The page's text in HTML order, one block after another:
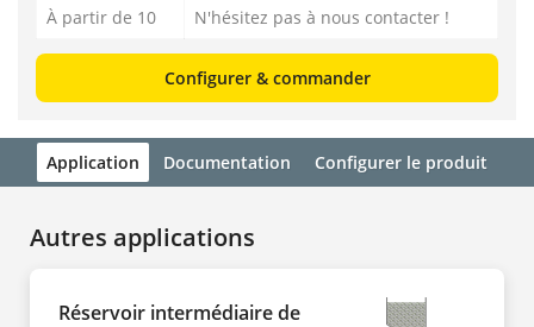
À partir de 10
N'hésitez pas à nous contacter !
Configurer & commander
Application Documentation Configurer le produit
Autres applications
Réservoir intermédiaire de